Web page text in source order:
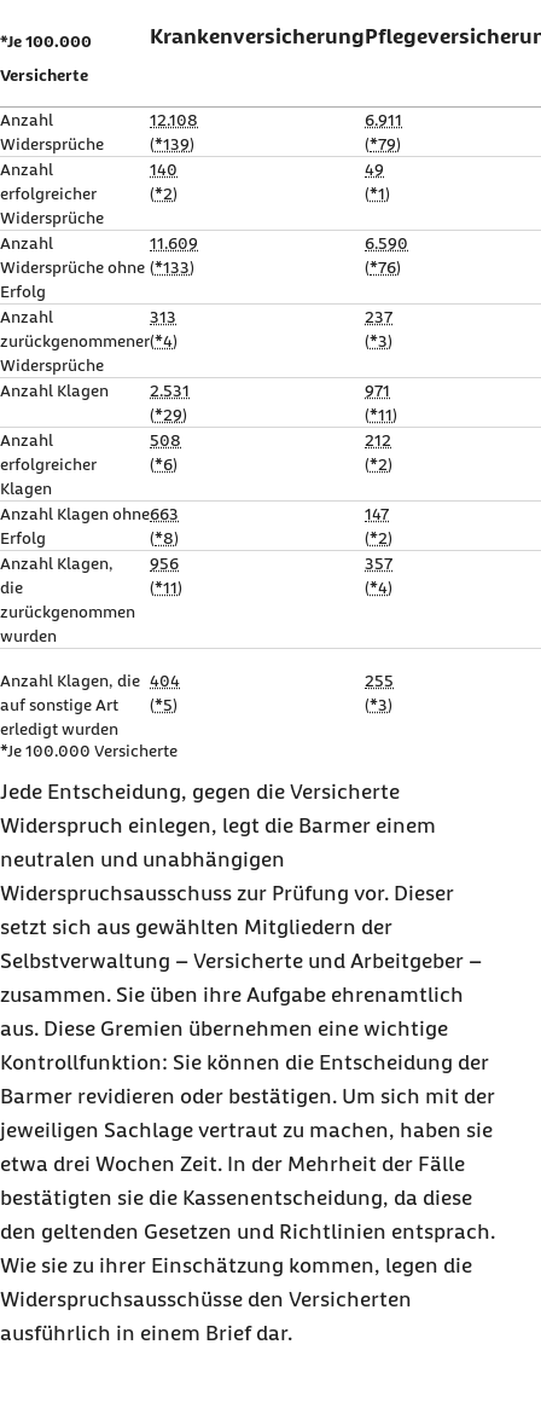
*Je 100.000
Versicherte
Krankenversicherung
Anzahl
Widersprüche
12.108
(*139)
6.911
(*79)
Anzahl
erfolgreicher
Widersprüche
140
(*2)
49
(*1)
Anzahl
Widersprüche ohne
Erfolg
11.609
(*133)
6.590
(*76)
Anzahl
zurückgenommener
Widersprüche
313
(*4)
237
(*3)
Anzahl Klagen
2.531
(*29)
971
(*11)
Anzahl
erfolgreicher
Klagen
508
(*6)
212
(*2)
Anzahl Klagen ohne
Erfolg
663
(*8)
147
(*2)
Anzahl Klagen,
die
zurückgenommen
wurden
956
(*11)
357
(*4)
Anzahl Klagen, die
auf sonstige Art
erledigt wurden
404
(*5)
255
(*3)
*Je 100.000 Versicherte
Jede Entscheidung, gegen die Versicherte
Widerspruch einlegen, legt die Barmer einem
neutralen und unabhängigen
Widerspruchsausschuss zur Prüfung vor. Dieser
setzt sich aus gewählten Mitgliedern der
Selbstverwaltung – Versicherte und Arbeitgeber –
zusammen. Sie üben ihre Aufgabe ehrenamtlich
aus. Diese Gremien übernehmen eine wichtige
Kontrollfunktion: Sie können die Entscheidung der
Barmer revidieren oder bestätigen. Um sich mit der
jeweiligen Sachlage vertraut zu machen, haben sie
etwa drei Wochen Zeit. In der Mehrheit der Fälle
bestätigten sie die Kassenentscheidung, da diese
den geltenden Gesetzen und Richtlinien entsprach.
Wie sie zu ihrer Einschätzung kommen, legen die
Widerspruchsausschüsse den Versicherten
ausführlich in einem Brief dar.